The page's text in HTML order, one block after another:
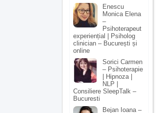
Enescu
Monica Elena
–
Psihoterapeut
experiențial | Psiholog
clinician – București și
online
Sorici Carmen
– Psihoterapie
| Hipnoza |
NLP |
Consiliere SleepTalk –
Bucuresti
Bejan Ioana –